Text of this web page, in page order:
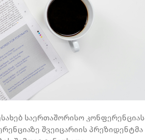
საერთაშორისო კონფერენციას
შვეიცარიის პრეზიდენტმა